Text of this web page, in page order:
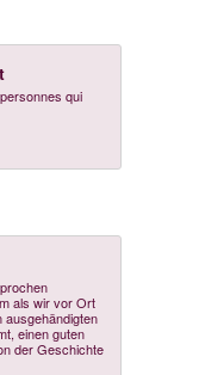
qui
als wir vor Ort
ausgehändigten
einen guten
der Geschichte